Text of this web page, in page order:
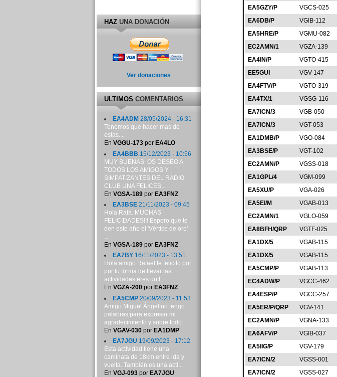
EA5GZY/P
VGCS-025
EA6DB/P
VGIB-112
EA5HRE/P
VGMU-082
EC2AMN/1
VGZA-139
EA4IN/P
VGTO-415
EE5GUI
VGV-147
EA4FTV/P
VGTO-319
EA4TX/1
VGSG-116
EA7ICN/3
VGB-050
EA7ICN/3
VGT-053
EA1DMB/P
VGO-084
EA3BSE/P
VGT-102
EC2AMN/P
VGSS-018
EA1GPL/4
VGM-099
EA5XU/P
VGA-026
EA5EI/M
VGAB-013
EC2AMN/1
VGLO-059
EA8BFH/QRP
VGTF-025
EA1DX/5
VGAB-115
EA1DX/5
VGAB-115
EA5CMP/P
VGAB-113
EC4ADW/P
VGCC-462
EA4ESP/P
VGCC-257
EA5ER/P/QRP
VGV-141
EC2AMN/P
VGNA-133
EA6AFV/P
VGIB-037
EA5IIG/P
VGV-179
EA7ICN/2
VGSS-001
EA7ICN/2
VGSS-027
HAZUNA DONACIÓN
Ver donaciones
ULTIMOSCOMENTARIOS
EA4ADM 28/05/2024 - 16:31
Tenemos que hacer mas de
estas....
En VGGU-173por EA4LO
EA4BBB 15/12/2023 - 10:56
MUY BUENAS. OS DESEO A
TODOS LOS AMIGOS Y
SIMPATIZANTES DEL RADIO
CLUB UNA FELICES...
En VGSA-189por EA3FNZ
EA3BSE21/11/2023 - 09:45
Hola Rafa. MUCHAS
FELICIDADES!!! Espero que te
den este año el 'Vértice de oro'
...
En VGSA-189por EA3FNZ
EA7BY16/11/2023 - 13:51
Hola amigo Rafael:te felicito por
por tu forma de llevar las
actividades,eres un f...
En VGZA-200por EA3FNZ
EA5CMP20/09/2023 - 11:53
Amigo Miguel Ángel no tengo
palabras para expresar mi
agradecimiento y sobre todo...
En VGAV-030por EA1DMP
EA7JGU 19/09/2023 - 17:12
Esta actividad tiene una
caminata de 18km entre ida y
vuelta. También es una acti...
En VGJ-093por EA7JGU